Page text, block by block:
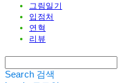
그림일기
입점처
연혁
리뷰
Search 검색